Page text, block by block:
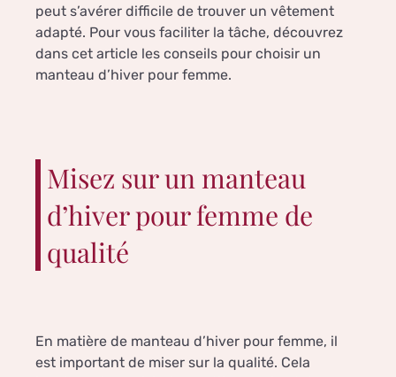
peut s’avérer difficile de trouver un vêtement
adapté. Pour vous faciliter la tâche, découvrez
dans cet article les conseils pour choisir un
manteau d’hiver pour femme.
Misez sur un manteau
d’hiver pour femme de
qualité
En matière de manteau d’hiver pour femme, il
est important de miser sur la qualité. Cela